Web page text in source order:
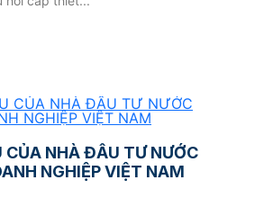
CỦA NHÀ ĐẦU TƯ NƯỚC
NGHIỆP VIỆT NAM